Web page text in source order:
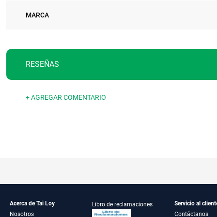
MARCA
RESEÑAS
+ AGREGAR COMENTARIO
Acerca de Tai Loy
Nosotros
Libro de reclamaciones
Servicio al
Contáctanos